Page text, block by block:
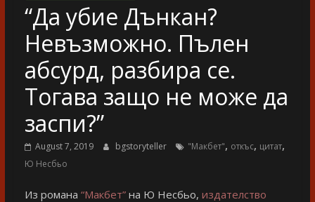
“Да убие Дънкан?
Невъзможно. Пълен
абсурд, разбира се.
Тогава защо не може да
заспи?”
August 7, 2019 bgstoryteller "Макбет", откъс, цитат,
Ю Hесбьо
Из романа “Макбет”на Ю Несбьо, издателство